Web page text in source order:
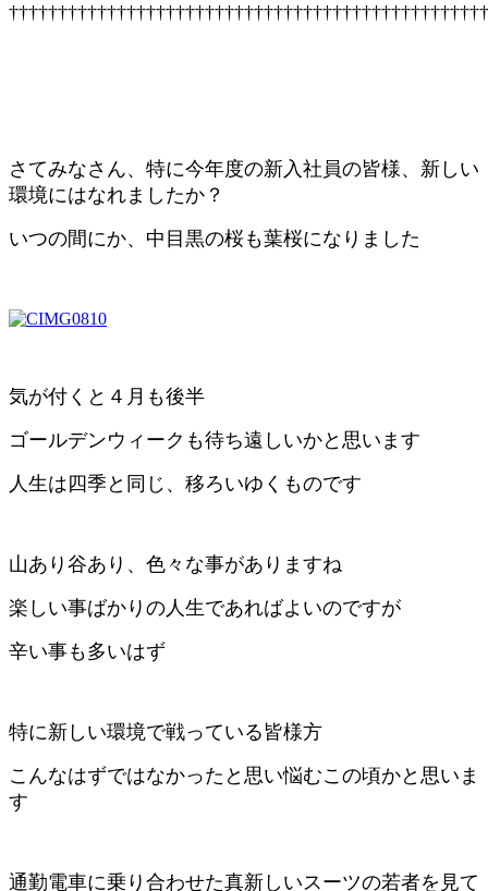
さてみなさん、特に今年度の新入社員の皆様、新しい
環境にはなれましたか？
いつの間にか、中目黒の桜も葉桜になりました
気が付くと４月も後半
ゴールデンウィークも待ち遠しいかと思います
人生は四季と同じ、移ろいゆくものです
山あり谷あり、色々な事がありますね
楽しい事ばかりの人生であればよいのですが
辛い事も多いはず
特に新しい環境で戦っている皆様方
こんなはずではなかったと思い悩むこの頃かと思いま
す
通勤電車に乗り合わせた真新しいスーツの若者を見て